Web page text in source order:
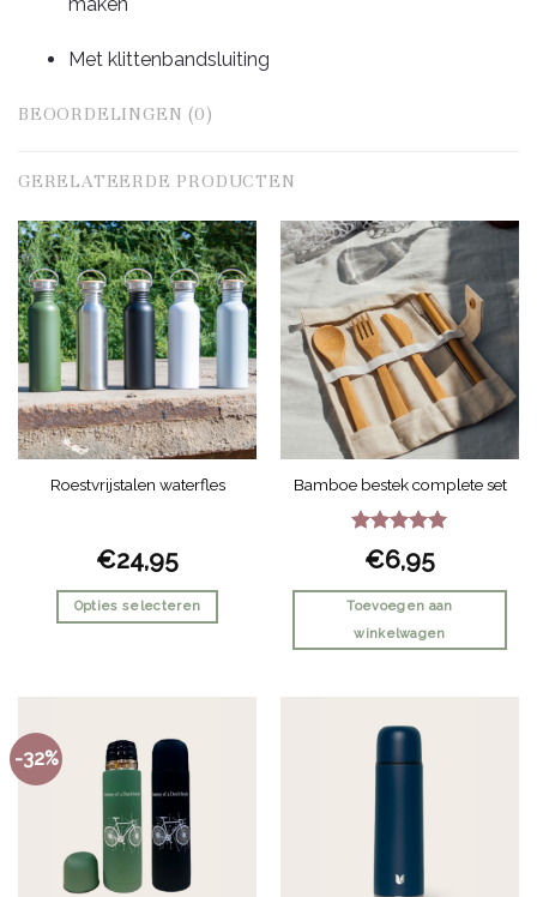
maken
Met klittenbandsluiting
BEOORDELINGEN (0)
GERELATEERDE PRODUCTEN
Roestvrijstalen waterfles
€24,95
Opties selecteren
meerdere
variaties.
Deze
optie
kan
gekozen
worden
Bamboe bestek complete set
Gewaardeerd
uit 5
€6,95
Toevoegen aan
winkelwagen
-32%